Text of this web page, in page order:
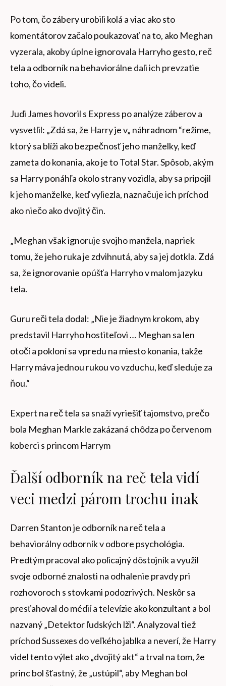
Po tom, čo zábery urobili kolá a viac ako sto
komentátorov začalo poukazovať na to, ako Meghan
vyzerala, akoby úplne ignorovala Harryho gesto, reč
tela a odborník na behaviorálne dali ich prevzatie
toho, čo videli.
Judi James hovoril s Express po analýze záberov a
vysvetlil: „Zdá sa, že Harry je v„ náhradnom “režime,
ktorý sa blíži ako bezpečnosť jeho manželky, keď
zameta do konania, ako je to Total Star. Spôsob, akým
sa Harry ponáhľa okolo strany vozidla, aby sa pripojil
k jeho manželke, keď vyliezla, naznačuje ich príchod
ako niečo ako dvojitý čin.
„Meghan však ignoruje svojho manžela, napriek
tomu, že jeho ruka je zdvihnutá, aby sa jej dotkla. Zdá
sa, že ignorovanie opúšťa Harryho v malom jazyku
tela.
Guru reči tela dodal: „Nie je žiadnym krokom, aby
predstavil Harryho hostiteľovi … Meghan sa len
otočí a pokloní sa vpredu na miesto konania, takže
Harry máva jednou rukou vo vzduchu, keď sleduje za
ňou.“
Expert na reč tela sa snaží vyriešiť tajomstvo, prečo
bola Meghan Markle zakázaná chôdza po červenom
koberci s princom Harrym
Ďalší odborník na reč tela vidí
veci medzi párom trochu inak
Darren Stanton je odborník na reč tela a
behaviorálny odborník v odbore psychológia.
Predtým pracoval ako policajný dôstojník a využil
svoje odborné znalosti na odhalenie pravdy pri
rozhovoroch s stovkami podozrivých. Neskôr sa
presťahoval do médií a televízie ako konzultant a bol
nazvaný „Detektor ľudských lži“. Analyzoval tiež
príchod Sussexes do veľkého jablka a neverí, že Harry
videl tento výlet ako „dvojitý akt“ a trval na tom, že
princ bol šťastný, že „ustúpil“, aby Meghan bol